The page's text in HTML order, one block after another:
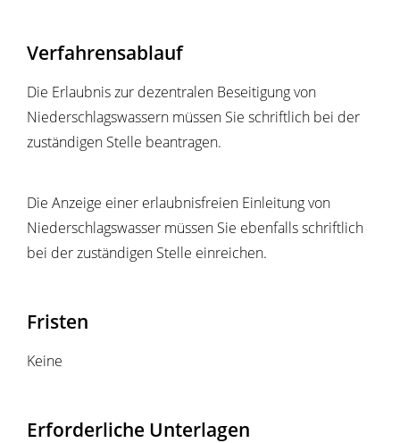
Verfahrensablauf
Die Erlaubnis zur dezentralen Beseitigung von
Niederschlagswassern müssen Sie schriftlich bei der
zuständigen Stelle beantragen.
Die Anzeige einer erlaubnisfreien Einleitung von
Niederschlagswasser müssen Sie ebenfalls schriftlich
bei der zuständigen Stelle einreichen.
Fristen
Keine
Erforderliche Unterlagen